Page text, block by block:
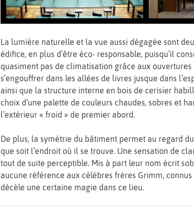
La lumière naturelle et la vue aussi dégagée sont
édifice, en plus d’être éco- responsable, puisqu’il
quasiment pas de climatisation grâce aux
s’engouffrer dans les allées de livres jusque dans
ainsi que la structure interne en bois de cerisier
choix d’une palette de couleurs chaudes, sobres et
l’extérieur « froid » de premier abord.
De plus, la symétrie du bâtiment permet au regard
que soit l’endroit où il se trouve. Une sensation de
tout de suite perceptible. Mis à part leur nom écrit
aucune référence aux célèbres frères Grimm,
décèle une certaine magie dans ce lieu.